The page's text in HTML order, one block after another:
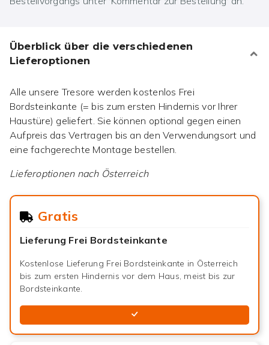
Überblick über die verschiedenen
Lieferoptionen
Alle unsere Tresore werden kostenlos Frei
Bordsteinkante (= bis zum ersten Hindernis vor Ihrer
Haustüre) geliefert. Sie können optional gegen einen
Aufpreis das Vertragen bis an den Verwendungsort und
eine fachgerechte Montage bestellen.
Lieferoptionen nach Österreich
Gratis
Lieferung Frei Bordsteinkante
Kostenlose Lieferung Frei Bordsteinkante in Österreich
bis zum ersten Hindernis vor dem Haus, meist bis zur
Bordsteinkante.